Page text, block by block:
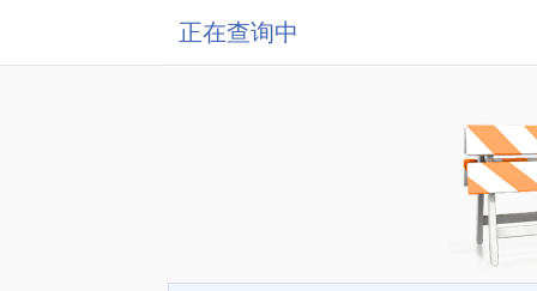
正在查询中